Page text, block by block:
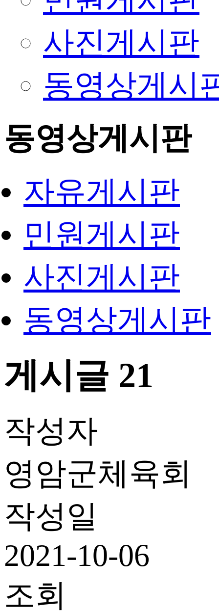
사진게시판
동영상게시
동영상게시판
자유게시판
민원게시판
사진게시판
동영상게시판
게시글 21
작성자
영암군체육회
작성일
2021-10-06
조회